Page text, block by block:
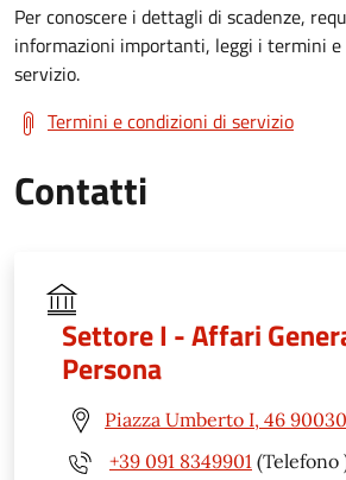
Per conoscere i dettagli di scadenze,
informazioni importanti, leggi i termini e
servizio.
Termini e condizioni di servizio
Contatti
Settore I - Affari
Persona
Piazza Umberto I, 46
+39 091 8349901 (Telefono